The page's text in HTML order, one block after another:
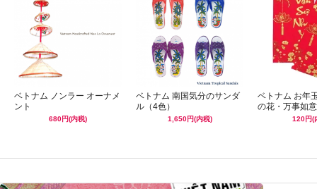
ベトナム ノンラー オーナメ
ント
680円(内税)
ベトナム 南国気分のサンダ
ル（4色）
1,650円(内税)
ベトナム お年
の花・万事如意
120円(